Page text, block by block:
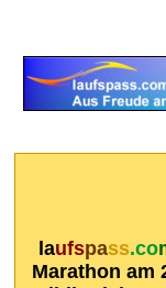
laufspass.co
Marathon am